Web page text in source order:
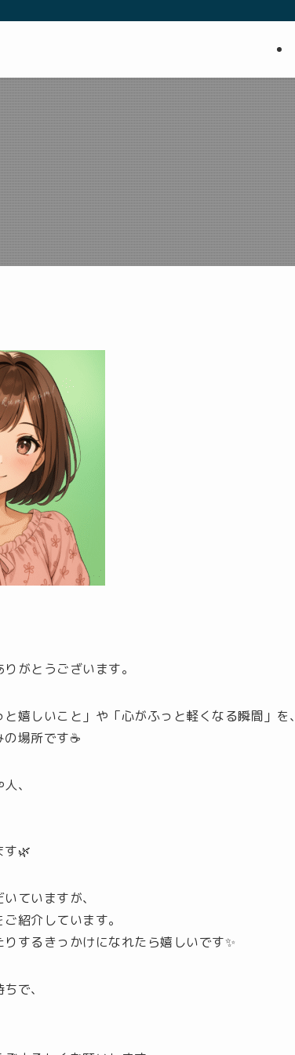
がとうございます。
嬉しいこと」や「心がふっと軽くなる瞬間」を、
場所です☕️
、
す🌿
ていますが、
紹介しています。
するきっかけになれたら嬉しいです✨
で、